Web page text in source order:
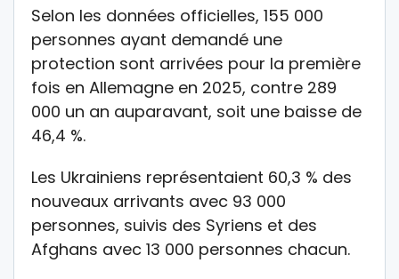
Selon les données officielles, 155 000
personnes ayant demandé une
protection sont arrivées pour la première
fois en Allemagne en 2025, contre 289
000 un an auparavant, soit une baisse de
46,4 %.
Les Ukrainiens représentaient 60,3 % des
nouveaux arrivants avec 93 000
personnes, suivis des Syriens et des
Afghans avec 13 000 personnes chacun.